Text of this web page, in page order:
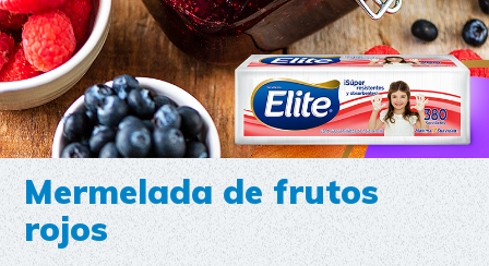
Mermelada de frutos
rojos